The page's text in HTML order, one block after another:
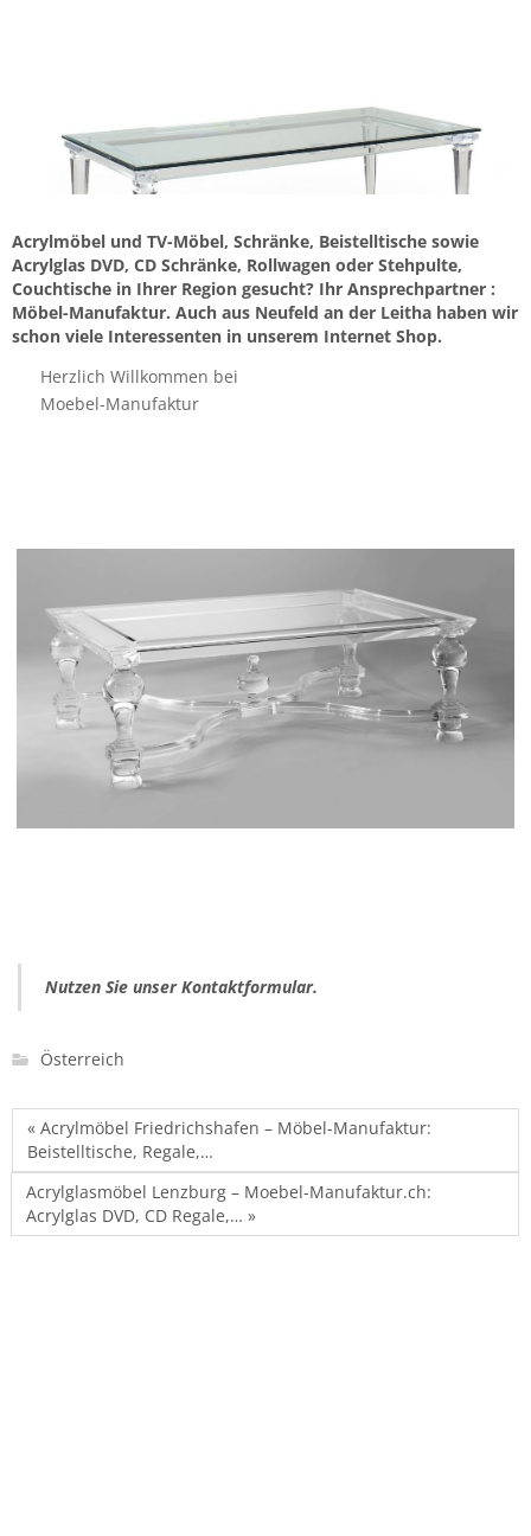
Acrylmöbel und TV-Möbel, Schränke, Beistelltische sowie
Acrylglas DVD, CD Schränke, Rollwagen oder Stehpulte,
Couchtische in Ihrer Region gesucht? Ihr Ansprechpartner :
Möbel-Manufaktur. Auch aus Neufeld an der Leitha haben wir
schon viele Interessenten in unserem Internet Shop.
Herzlich Willkommen bei
Moebel-Manufaktur
Nutzen Sie unser Kontaktformular.
Österreich
« Acrylmöbel Friedrichshafen – Möbel-Manufaktur:
Beistelltische, Regale,…
Acrylglasmöbel Lenzburg – Moebel-Manufaktur.ch:
Acrylglas DVD, CD Regale,… »